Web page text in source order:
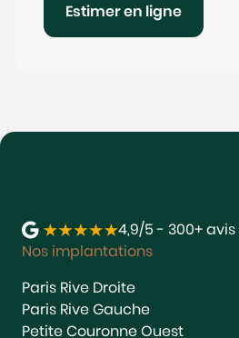
Estimer en ligne
4,9/5 - 300+ avis
Nos implantations
Paris Rive Droite
Paris Rive Gauche
Petite Couronne Ouest